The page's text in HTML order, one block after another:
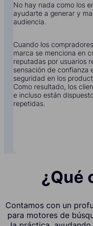
No hay nada como los
ayudarte a generar y
audiencia.
Cuando los
marca se menciona en
reputadas por usuarios
sensación de confianza
seguridad en los
Como resultado, los
e incluso están
repetidas.
¿Qué
Contamos con un
para motores de